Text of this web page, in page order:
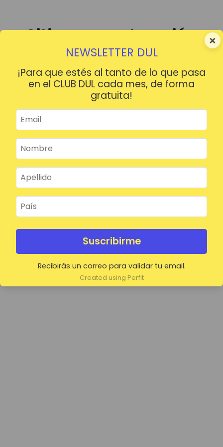
×
NEWSLETTER DUL
¡Para que estés al tanto de lo que pasa
en el CLUB DUL cada mes, de forma
gratuita!
Suscribirme
Recibirás un correo para validar tu email.
Created using Perfit
Sitio en construcción